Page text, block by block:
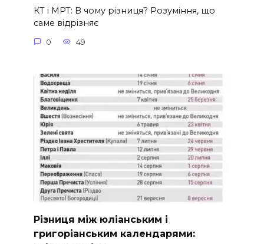
КТ і МРТ: В чому різниця? Розуміння, що
саме відрізняє
0 49
Різниця між юліанським і
григоріанським календарями: